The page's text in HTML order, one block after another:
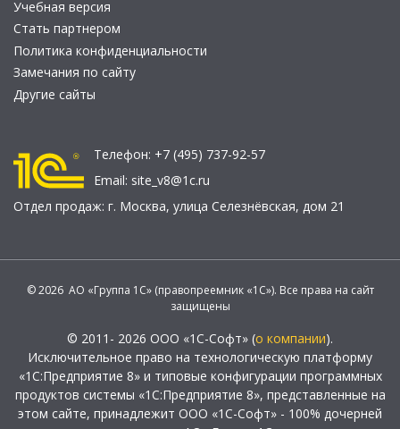
Учебная версия
Стать партнером
Политика конфиденциальности
Замечания по сайту
Другие сайты
Телефон: +7 (495) 737-92-57
Email: site_v8@1c.ru
Отдел продаж: г. Москва, улица Селезнёвская, дом 21
© 2026 АО «Группа 1С» (правопреемник «1С»). Все права на сайт
защищены
© 2011- 2026 ООО «1С-Софт» (о компании).
Исключительное право на технологическую платформу
«1С:Предприятие 8» и типовые конфигурации программных
продуктов системы «1С:Предприятие 8», представленные на
этом сайте, принадлежит ООО «1С-Софт» - 100% дочерней